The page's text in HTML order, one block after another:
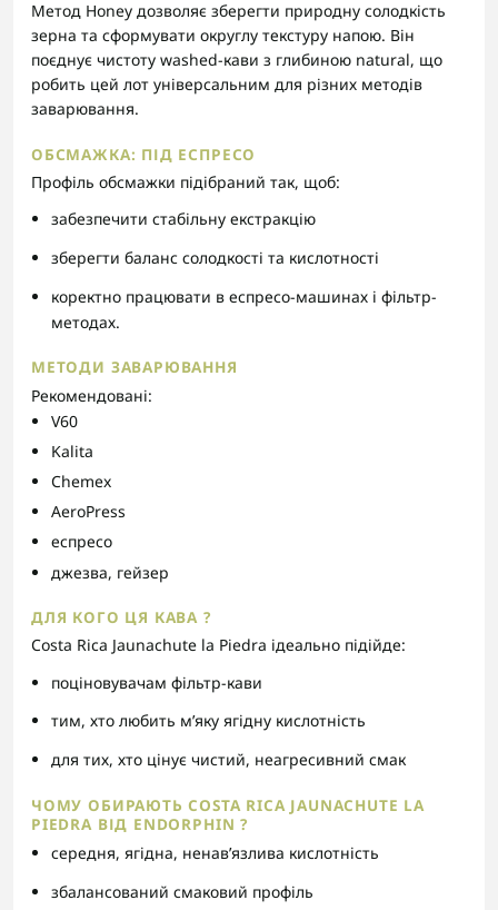
Метод Honey дозволяє зберегти природну солодкість
зерна та сформувати округлу текстуру напою. Він
поєднує чистоту washed-кави з глибиною natural, що
робить цей лот універсальним для різних методів
заварювання.
ОБСМАЖКА: ПІД ЕСПРЕСО
Профіль обсмажки підібраний так, щоб:
забезпечити стабільну екстракцію
зберегти баланс солодкості та кислотності
коректно працювати в еспресо-машинах і фільтр-
методах.
МЕТОДИ ЗАВАРЮВАННЯ
Рекомендовані:
V60
Kalita
Chemex
AeroPress
еспресо
джезва, гейзер
ДЛЯ КОГО ЦЯ КАВА ?
Costa Rica Jaunachute la Piedra ідеально підійде:
поціновувачам фільтр-кави
тим, хто любить м’яку ягідну кислотність
для тих, хто цінує чистий, неагресивний смак
ЧОМУ ОБИРАЮТЬ COSTA RICA JAUNACHUTE LA
PIEDRA ВІД ENDORPHIN ?
середня, ягідна, ненав’язлива кислотність
збалансований смаковий профіль